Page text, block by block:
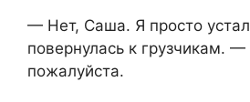
— Нет, Саша. Я просто
повернулась к грузчикам.
пожалуйста.